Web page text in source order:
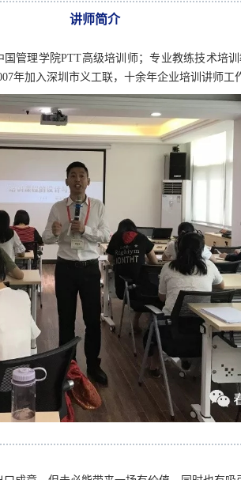
讲师简介
国管理学院PTT高级培训师；专业教练技术培
年加入深圳市义工联，十余年企业培训讲师工